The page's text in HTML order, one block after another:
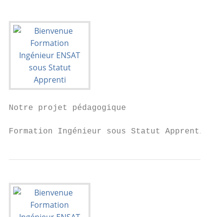
Notre projet pédagogique
Formation Ingénieur sous Statut Apprenti